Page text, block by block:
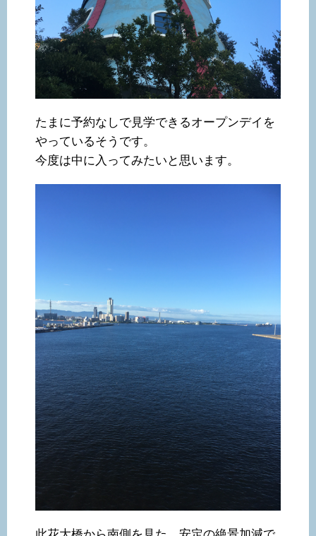
たまに予約なしで見学できるオープンデイを
やっているそうです。
今度は中に入ってみたいと思います。